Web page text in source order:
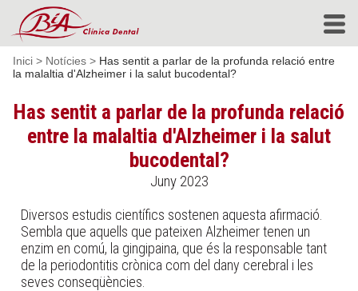
Inici > Notícies >Has sentit a parlar de la profunda relació entre
la malaltia d'Alzheimer i la salut bucodental?
Has sentit a parlar de la profunda relació
entre la malaltia d'Alzheimer i la salut
bucodental?
Juny 2023
Diversos estudis científics sostenen aquesta afirmació.
Sembla que aquells que pateixen Alzheimer tenen un
enzim en comú, la gingipaina, que és la responsable tant
de la periodontitis crònica com del dany cerebral i les
seves conseqüències.